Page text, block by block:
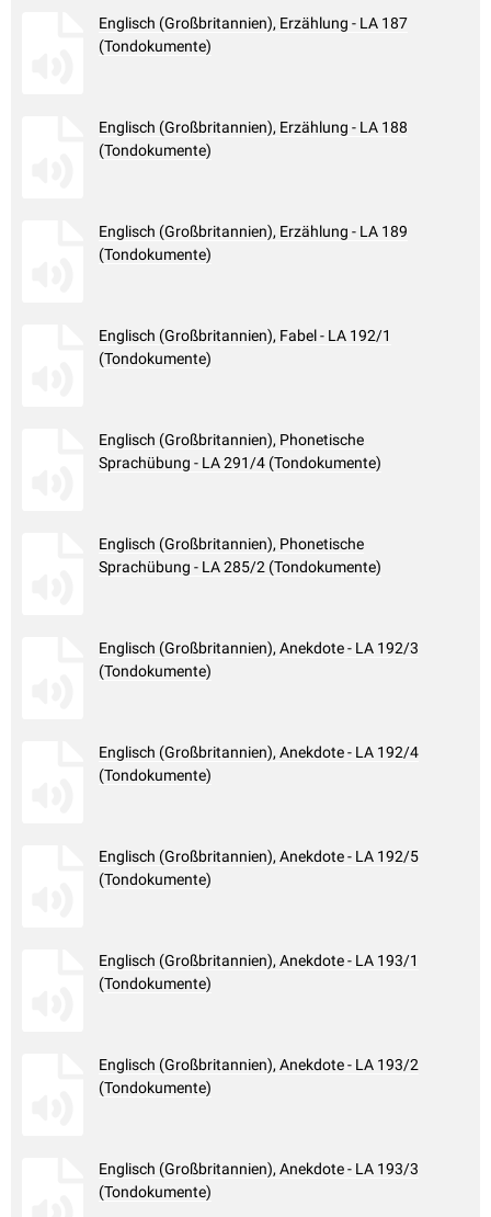
Englisch (Großbritannien), Erzählung - LA 187
(Tondokumente)
Englisch (Großbritannien), Erzählung - LA 188
(Tondokumente)
Englisch (Großbritannien), Erzählung - LA 189
(Tondokumente)
Englisch (Großbritannien), Fabel - LA 192/1
(Tondokumente)
Englisch (Großbritannien), Phonetische
Sprachübung - LA 291/4 (Tondokumente)
Englisch (Großbritannien), Phonetische
Sprachübung - LA 285/2 (Tondokumente)
Englisch (Großbritannien), Anekdote - LA 192/3
(Tondokumente)
Englisch (Großbritannien), Anekdote - LA 192/4
(Tondokumente)
Englisch (Großbritannien), Anekdote - LA 192/5
(Tondokumente)
Englisch (Großbritannien), Anekdote - LA 193/1
(Tondokumente)
Englisch (Großbritannien), Anekdote - LA 193/2
(Tondokumente)
Englisch (Großbritannien), Anekdote - LA 193/3
(Tondokumente)